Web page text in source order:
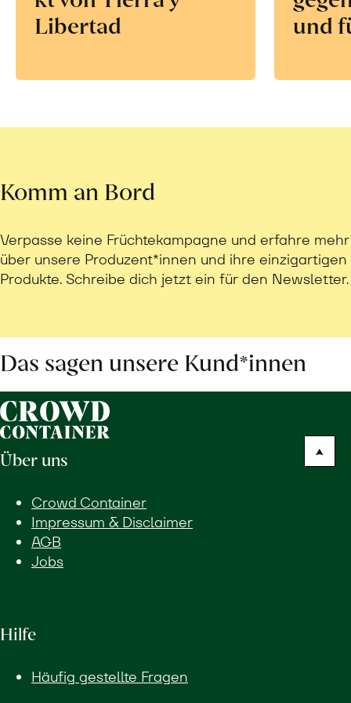
Libertad
und
Komm an Bord
Verpasse keine Früchtekampagne und erfahre mehr
über unsere Produzent*innen und ihre einzigartigen
Produkte. Schreibe dich jetzt ein für den Newsletter.
Das sagen unsere Kund*innen
Über uns
Crowd Container
Impressum & Disclaimer
AGB
Jobs
Hilfe
Häufig gestellte Fragen